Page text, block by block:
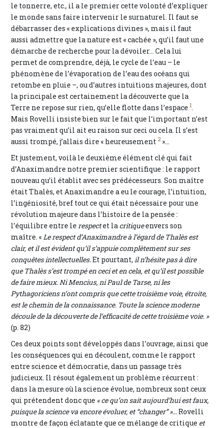
le tonnerre, etc., il a le premier cette volonté d’expliquer
le monde sans faire intervenir le surnaturel. Il faut se
débarrasser des « explications divines », mais il faut
aussi admettre que la nature est « cachée », qu’il faut une
démarche de recherche pour la dévoiler... Cela lui
permet de comprendre, déjà, le cycle de l’eau – le
phénomène de l’évaporation de l’eau des océans qui
retombe en pluie –, ou d’autres intuitions majeures, dont
la principale est certainement la découverte que la
Terre ne repose sur rien, qu’elle flotte dans l’espace 1.
Mais Rovelli insiste bien sur le fait que l’important n’est
pas vraiment qu’il ait eu raison sur ceci ou cela. Il s’est
aussi trompé, j’allais dire « heureusement 2 »...
Et justement, voilà le deuxième élément clé qui fait
d’Anaximandre notre premier scientifique : le rapport
nouveau qu’il établit avec ses prédécesseurs. Son maître
était Thalès, et Anaximandre a eu le courage, l’intuition,
l’ingéniosité, bref tout ce qui était nécessaire pour une
révolution majeure dans l’histoire de la pensée :
l’équilibre entre le respectet la critiqueenvers son
maître. « Le respect d’Anaximandre à l’égard de Thalès est
clair, et il est évident qu’il s’appuie complètement sur ses
conquêtes intellectuelles.Et pourtant, il n’hésite pas à dire
que Thalès s’est trompé en ceci et en cela, et qu’il est possible
de faire mieux. Ni Mencius, ni Paul de Tarse, ni les
Pythagoriciens n’ont compris que cette troisième voie, étroite,
est le chemin de la connaissance. Toute la science moderne
découle de la découverte de l’efficacité de cette troisième voie. »
(p. 82)
Ces deux points sont développés dans l’ouvrage, ainsi que
les conséquences qui en découlent, comme le rapport
entre science et démocratie, dans un passage très
judicieux. Il résout également un problème récurrent :
dans la mesure où la science évolue, nombreux sont ceux
qui prétendent donc que « ce qu’on sait aujourd’hui est faux,
puisque la science va encore évoluer, et “changer” »... Rovelli
montre de façon éclatante que ce mélange de critique et